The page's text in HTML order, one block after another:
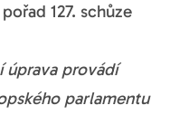
127. schůze
úprava provádí
parlamentu